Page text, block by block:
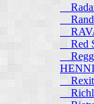
Red